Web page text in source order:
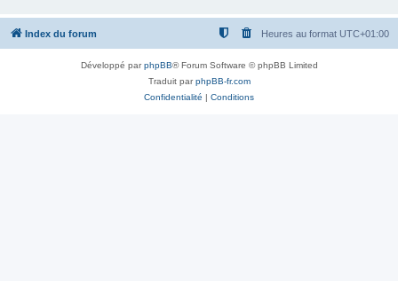
Index du forum Heures au format UTC+01:00
Développé parphpBB® Forum Software © phpBB Limited
Traduit parphpBB-fr.com
Confidentialité | Conditions